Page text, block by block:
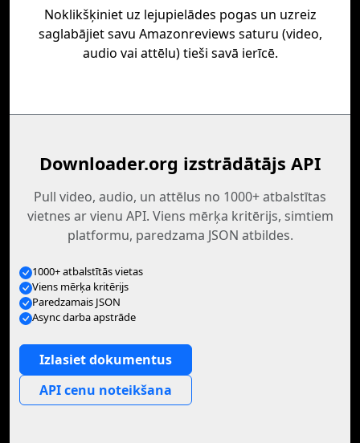
Noklikšķiniet uz lejupielādes pogas un uzreiz
saglabājiet savu Amazonreviews saturu (video,
audio vai attēlu) tieši savā ierīcē.
Downloader.org izstrādātājs API
Pull video, audio, un attēlus no 1000+ atbalstītas
vietnes ar vienu API. Viens mērķa kritērijs, simtiem
platformu, paredzama JSON atbildes.
1000+ atbalstītās vietas
Viens mērķa kritērijs
Paredzamais JSON
Async darba apstrāde
Izlasiet dokumentus
API cenu noteikšana